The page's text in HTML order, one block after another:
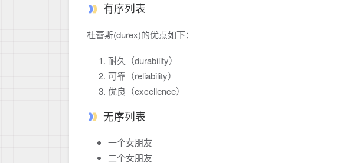
有序列表
杜蕾斯(durex)的优点如下：
耐久（durability）
可靠（reliability）
优良（excellence）
无序列表
一个女朋友
二个女朋友